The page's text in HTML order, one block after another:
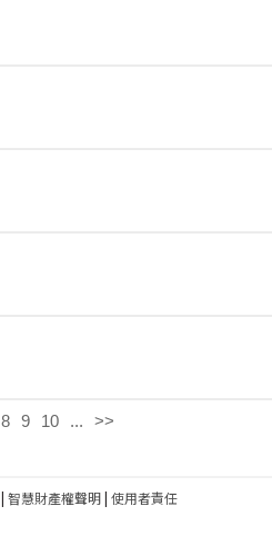
8 9 10 ... >>
| 智慧財產權聲明| 使用者責任